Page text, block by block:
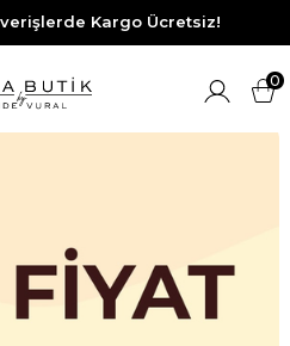
Kargo Ücretsiz!
0